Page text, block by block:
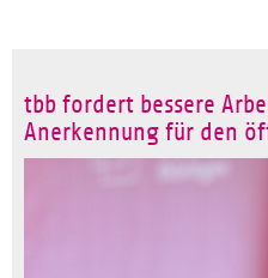
tbb fordert bessere
Anerkennung für den